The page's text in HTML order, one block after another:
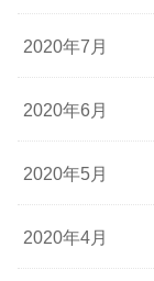
2020年7月
2020年6月
2020年5月
2020年4月